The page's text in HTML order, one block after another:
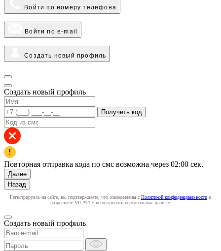
Войти по номеру телефона
Войти по e-mail
Создать новый профиль
Создать новый профиль
Получить код
Повторная отправка кода по смс возможна через 02:00 сек.
Далее
Назад
Регистрируясь на сайте, вы подтверждаете, что ознакомлены с Политикой конфиденциальности и
разрешаете VILATTE использовать персональные данные.
Создать новый профиль